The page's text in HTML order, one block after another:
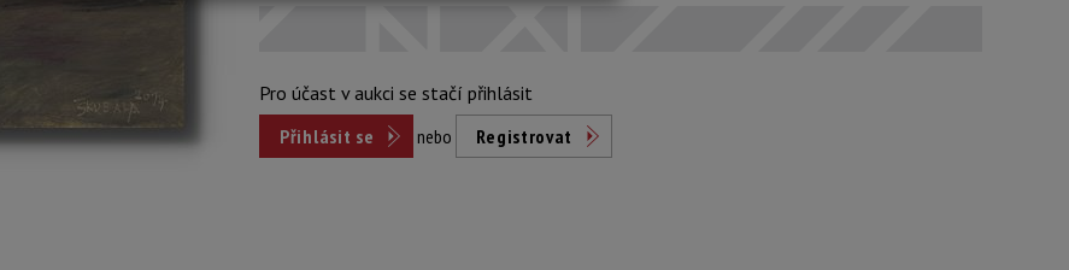
Pro účast v aukci se stačí přihlásit
Přihlásit se
nebo Registrovat